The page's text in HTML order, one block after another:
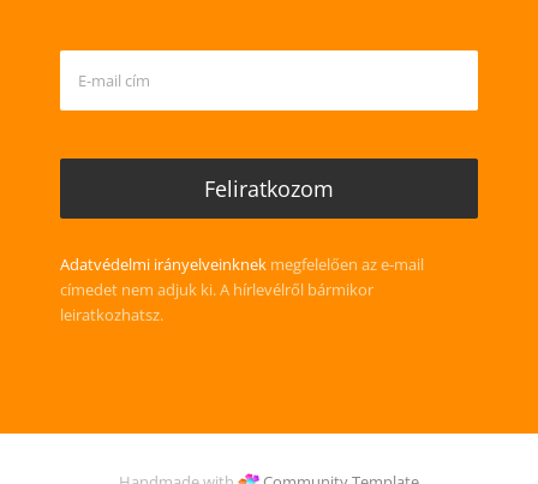
Adatvédelmi irányelveinknek megfelelően az e-mail
címedet nem adjuk ki. A hírlevélről bármikor
leiratkozhatsz.